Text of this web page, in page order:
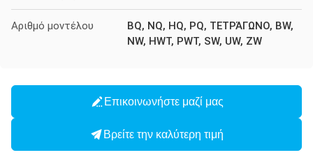
Αριθμό μοντέλου
BQ, NQ, HQ, PQ, ΤΕΤΡΆΓΩΝΟ, BW,
NW, HWT, PWT, SW, UW, ZW
Επικοινωνήστε μαζί μας
Βρείτε την καλύτερη τιμή